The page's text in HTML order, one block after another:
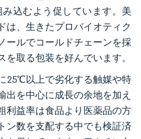
込むよう促しています。美
は、生きたプロバイオティク
ールでコールドチェーンを採
取る包装を好んでいます。
25℃以上で劣化する触媒や特
出を中心に成長の余地を加え
利益率は食品より医薬品の方
ン数を支配する中でも検証済